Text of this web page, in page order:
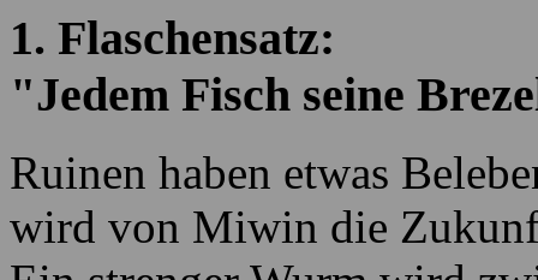
1. Flaschensatz:
"Jedem Fisch seine
Ruinen haben etwas
wird von Miwin die